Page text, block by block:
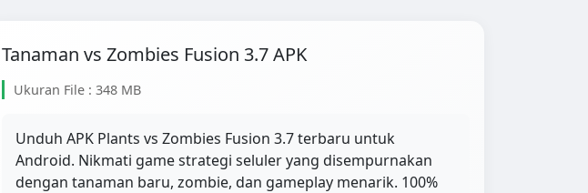
Tanaman vs Zombies Fusion 3.7 APK
Ukuran File : 348 MB
Unduh APK Plants vs Zombies Fusion 3.7 terbaru untuk
Android. Nikmati game strategi seluler yang disempurnakan
dengan tanaman baru, zombie, dan gameplay menarik. 100%